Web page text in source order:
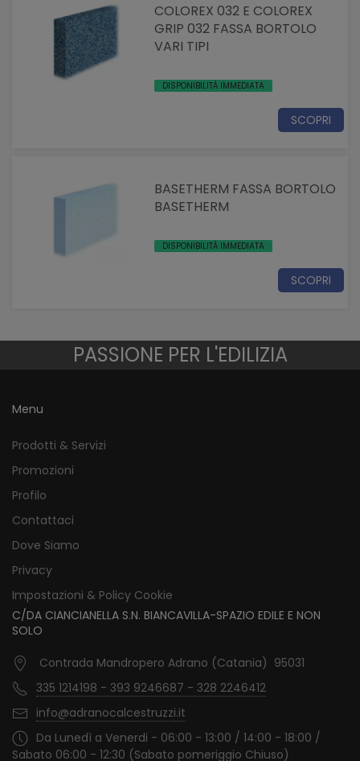
COLOREX 032 E COLOREX
GRIP 032 FASSA BORTOLO
VARI TIPI
DISPONIBILITÀ IMMEDIATA
SCOPRI
BASETHERM FASSA BORTOLO
BASETHERM
DISPONIBILITÀ IMMEDIATA
SCOPRI
PASSIONE PER L'EDILIZIA
Menu
Prodotti & Servizi
Promozioni
Profilo
Contattaci
Dove Siamo
Privacy
Impostazioni & Policy Cookie
C/DA CIANCIANELLA S.N. BIANCAVILLA-SPAZIO EDILE E NON
SOLO
Contrada Mandropero Adrano (Catania) 95031
335 1214198 - 393 9246687 - 328 2246412
info@adranocalcestruzzi.it
Da Lunedì a Venerdi - 06:00 - 13:00 / 14:00 - 18:00 /
Sabato 06:00 - 12:30 (Sabato pomeriggio Chiuso)